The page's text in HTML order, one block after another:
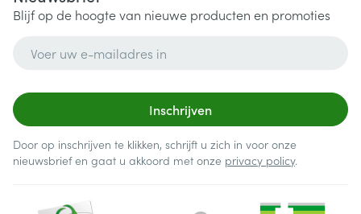
Blijf op de hoogte van nieuwe producten en promoties
Inschrijven
Door op inschrijven te klikken, schrijft u zich in voor onze
nieuwsbrief en gaat u akkoord met onze privacy policy.